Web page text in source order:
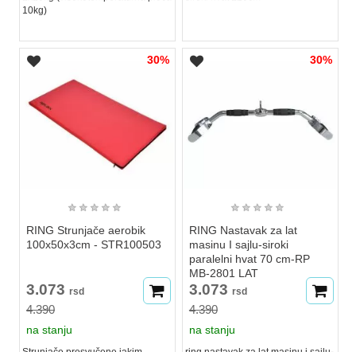
10kg)
30%
★ ★ ★ ★ ★
RING Strunjače aerobik
100x50x3cm - STR100503
3.073 rsd
4.390
na stanju
30%
★ ★ ★ ★ ★
RING Nastavak za lat
masinu I sajlu-siroki
paralelni hvat 70 cm-RP
MB-2801 LAT
3.073 rsd
4.390
na stanju